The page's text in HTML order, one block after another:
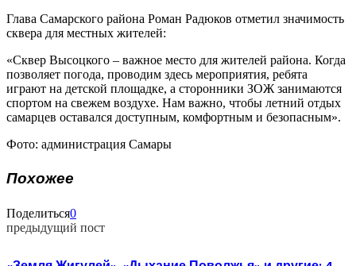
Глава Самарского района Роман Радюков отметил значимость
сквера для местных жителей:
«Сквер Высоцкого – важное место для жителей района. Когда
позволяет погода, проводим здесь мероприятия, ребята
играют на детской площадке, а сторонники ЗОЖ занимаются
спортом на свежем воздухе. Нам важно, чтобы летний отдых
самарцев оставался доступным, комфортным и безопасным».
Фото: администрация Самары
Похожее
Поделиться0
предыдущий пост